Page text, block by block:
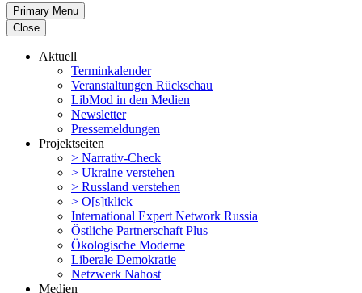
Primary Menu
Close
Aktuell
Termin­ka­lender
Veran­stal­tungen Rückschau
LibMod in den Medien
Newsletter
Presse­mel­dungen
Projekt­seiten
> Narrativ-Check
> Ukraine verstehen
> Russland verstehen
> O[s]tklick
Inter­na­tional Expert Network Russia
Östliche Partner­schaft Plus
Ökolo­gische Moderne
Liberale Demokratie
Netzwerk Nahost
Medien